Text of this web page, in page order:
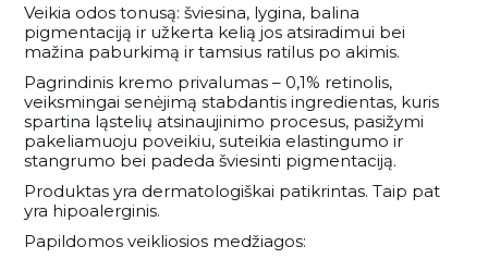
Veikia odos tonusą: šviesina, lygina, balina
pigmentaciją ir užkerta kelią jos atsiradimui bei
mažina paburkimą ir tamsius ratilus po akimis.
Pagrindinis kremo privalumas – 0,1% retinolis,
veiksmingai senėjimą stabdantis ingredientas, kuris
spartina ląstelių atsinaujinimo procesus, pasižymi
pakeliamuoju poveikiu, suteikia elastingumo ir
stangrumo bei padeda šviesinti pigmentaciją.
Produktas yra dermatologiškai patikrintas. Taip pat
yra hipoalerginis.
Papildomos veikliosios medžiagos: